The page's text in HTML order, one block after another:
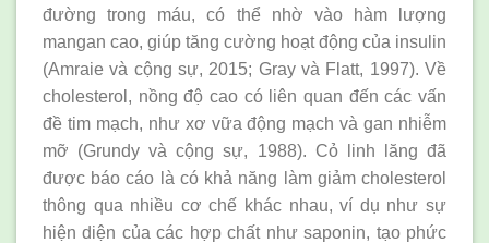
đường trong máu, có thể nhờ vào hàm lượng
mangan cao, giúp tăng cường hoạt động của insulin
(Amraie và cộng sự, 2015; Gray và Flatt, 1997). Về
cholesterol, nồng độ cao có liên quan đến các vấn
đề tim mạch, như xơ vữa động mạch và gan nhiễm
mỡ (Grundy và cộng sự, 1988). Cỏ linh lăng đã
được báo cáo là có khả năng làm giảm cholesterol
thông qua nhiều cơ chế khác nhau, ví dụ như sự
hiện diện của các hợp chất như saponin, tạo phức